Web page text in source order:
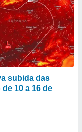
subida das
10 a 16 de